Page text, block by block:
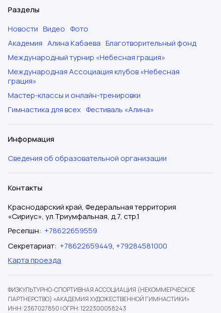
Разделы
Новости Видео Фото
Академия Алина Кабаева Благотворительный фонд
Международный турнир «Небесная грация»
Международная Ассоциация клубов «Небесная
грация»
Мастер-классы и онлайн-тренировки
Гимнастика для всех Фестиваль «Алина»
Информация
Сведения об образовательной организации
Контакты
Краснодарский край, Федеральная территория
«Сириус», ул.Триумфальная, д.7, стр.1
Ресепшн: +78622659559
Секретариат: +78622659449, +79284581000
Карта проезда
ФИЗКУЛЬТУРНО-СПОРТИВНАЯ АССОЦИАЦИЯ (НЕКОММЕРЧЕСКОЕ
ПАРТНЕРСТВО) «АКАДЕМИЯ ХУДОЖЕСТВЕННОЙ ГИМНАСТИКИ»
ИНН: 2367027850 |ОГРН: 1222300058243